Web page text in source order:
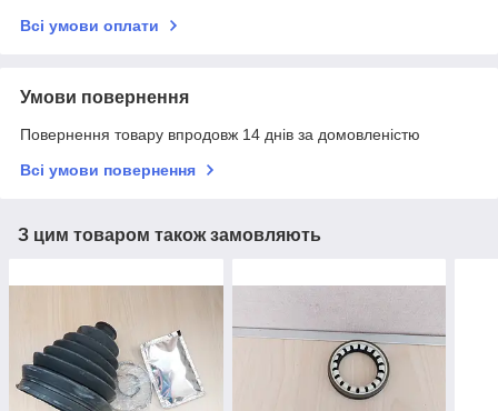
Всі умови оплати
Умови повернення
Повернення товару впродовж 14 днів за домовленістю
Всі умови повернення
З цим товаром також замовляють